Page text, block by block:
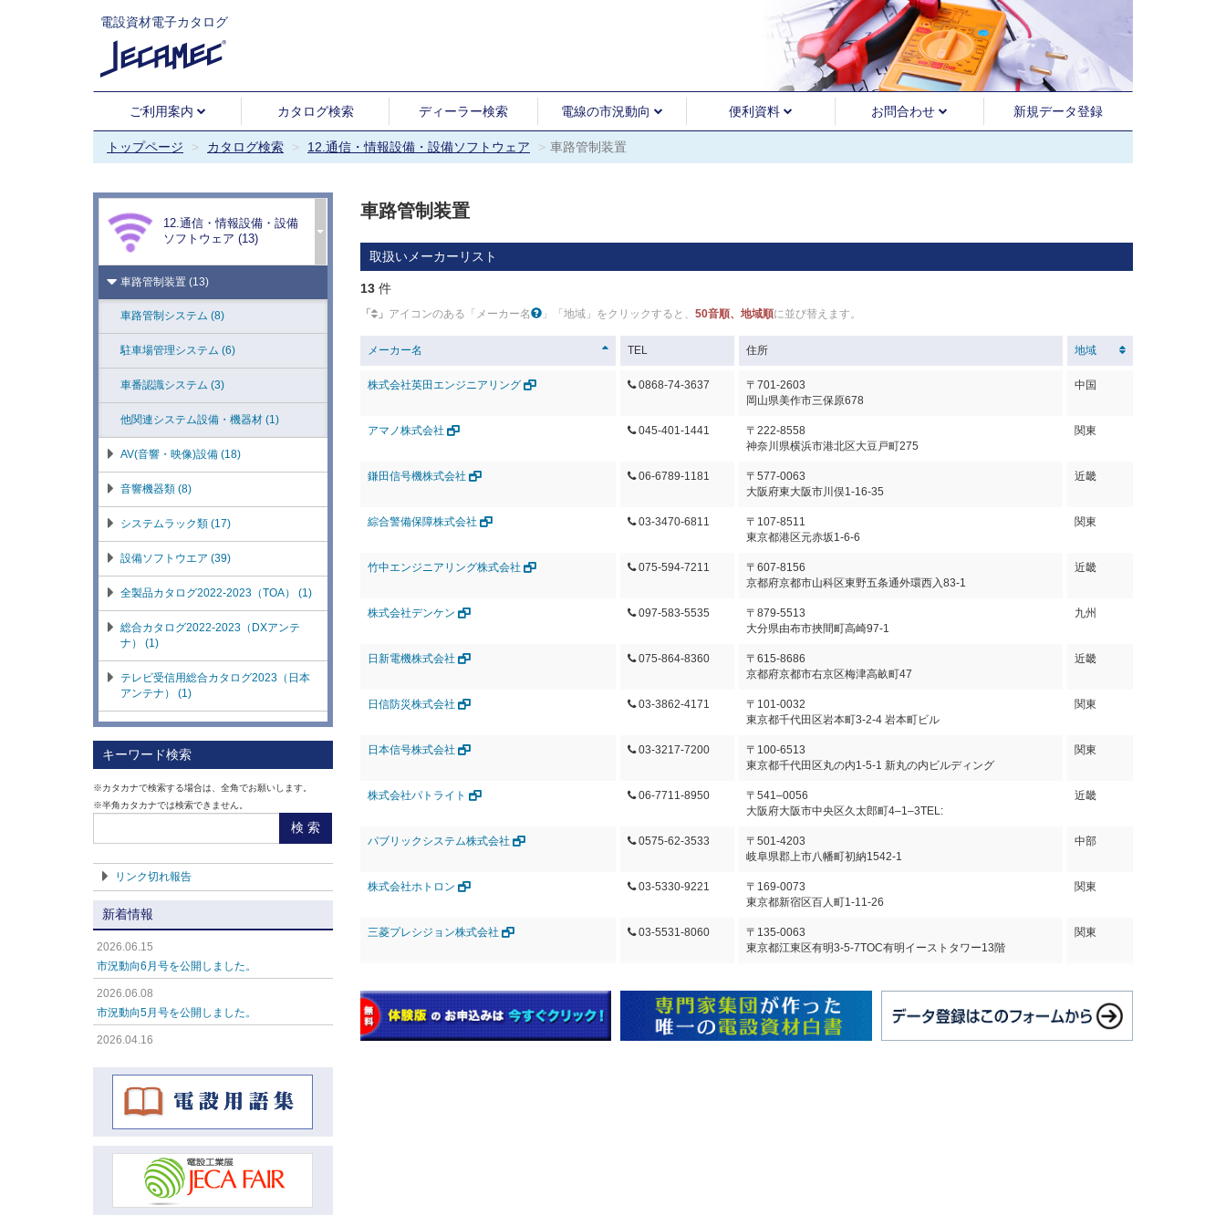
電設資材電子カタログ
ご利用案内 カタログ検索 ディーラー検索 電線の市況動向 便利資料 お問合わせ 新規データ登録
トップページ カタログ検索 12.通信・情報設備・設備ソフトウェア 車路管制装置
車路管制装置
取扱いメーカーリスト
13件
「 」 アイコンのある「メーカー名 」「地域」をクリックすると、 50音順、地域順に並び替えます。
メーカー名 TEL 住所 地域
株式会社英田エンジニアリング 0868-74-3637
〒701-2603
岡山県美作市三保原678
中国
アマノ株式会社 045-401-1441
〒222-8558
神奈川県横浜市港北区大豆戸町275
関東
鎌田信号機株式会社 06-6789-1181
〒577-0063
大阪府東大阪市川俣1-16-35
近畿
綜合警備保障株式会社 03-3470-6811
〒107-8511
東京都港区元赤坂1-6-6
関東
竹中エンジニアリング株式会社 075-594-7211
〒607-8156
京都府京都市山科区東野五条通外環西入83-1
近畿
株式会社デンケン 097-583-5535
〒879-5513
大分県由布市挾間町高崎97-1
九州
日新電機株式会社 075-864-8360
〒615-8686
京都府京都市右京区梅津高畝町47
近畿
日信防災株式会社 03-3862-4171
〒101-0032
東京都千代田区岩本町3-2-4 岩本町ビル
関東
日本信号株式会社 03-3217-7200
〒100-6513
東京都千代田区丸の内1-5-1 新丸の内ビルディング
関東
株式会社パトライト 06-7711-8950
〒541‒0056
大阪府大阪市中央区久太郎町4‒1‒3TEL:
近畿
パブリックシステム株式会社 0575-62-3533
〒501-4203
岐阜県郡上市八幡町初納1542-1
中部
株式会社ホトロン 03-5330-9221
〒169-0073
東京都新宿区百人町1-11-26
関東
三菱プレシジョン株式会社 03-5531-8060
〒135-0063
東京都江東区有明3-5-7TOC有明イーストタワー13階
関東
12.通信・情報設備・設備
ソフトウェア (13)
放送設備 (11)
テレビ受信・共聴設備 (6)
インターホン・ナースコール設備 (7)
ITV/CCTV設備 (14)
時計設備 (5)
情報・通信設備 (48)
車路管制装置 (13)
車路管制システム (8)
駐車場管理システム (6)
車番認識システム (3)
他関連システム設備・機器材 (1)
AV(音響・映像)設備 (18)
音響機器類 (8)
システムラック類 (17)
設備ソフトウエア (39)
全製品カタログ2022-2023（TOA） (1)
総合カタログ2022-2023（DXアンテ
ナ） (1)
テレビ受信用総合カタログ2023（日本
アンテナ） (1)
マスプロカタログ2023（マスプロ電
工） (1)
電子） (1)
共同受信設備機器22-23（ホーチキ） (1)
カメラシステム2023-2024(アツミ電気)
(1)
総合カタログ2023-2025（アイホン）
(1)
SECURITY SOLUTION（池上通信機）
(1)
インターホン・ナースコール設備 総合
カタログ2022-2024（ケアコム） (1)
ヤ） (1)
ビデオカメラシステム総合カタログ(竹
中エンジニアリング) (0)
キーワード検索
※カタカナで検索する場合は、全角でお願いします。
※半角カタカナでは検索できません。
検 索
リンク切れ報告
新着情報
2026.06.15
市況動向6月号を公開しました。
2026.06.08
市況動向5月号を公開しました。
2026.04.16
2026.04.16
市況動向3月号を公開しました。
2026.04.16
市況動向2月号を公開しました。
2026.04.16
市況動向1月号を公開しました。